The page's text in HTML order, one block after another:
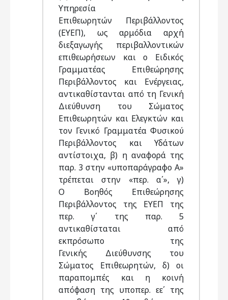
Υπηρεσία
Επιθεωρητών Περιβάλλοντος
(ΕΥΕΠ), ως αρμόδια αρχή
διεξαγωγής περιβαλλοντικών
επιθεωρήσεων και ο Ειδικός
Γραμματέας Επιθεώρησης
Περιβάλλοντος και Ενέργειας,
αντικαθίστανται από τη Γενική
Διεύθυνση του Σώματος
Επιθεωρητών και Ελεγκτών και
τον Γενικό Γραμματέα Φυσικού
Περιβάλλοντος και Υδάτων
αντίστοιχα, β) η αναφορά της
παρ. 3 στην «υποπαράγραφο Α»
τρέπεται στην «περ. α΄», γ)
Ο Βοηθός Επιθεώρησης
Περιβάλλοντος της ΕΥΕΠ της
περ. γ΄ της παρ. 5
αντικαθίσταται από
εκπρόσωπο της
Γενικής Διεύθυνσης του
Σώματος Επιθεωρητών, δ) οι
παραπομπές και η κοινή
απόφαση της υποπερ. εε΄ της